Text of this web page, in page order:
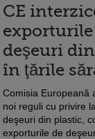
CE
exporturile
deşeuri
în ţările
Comisia Europeană
noi reguli cu privire
deşeuri din plastic,
exporturile de